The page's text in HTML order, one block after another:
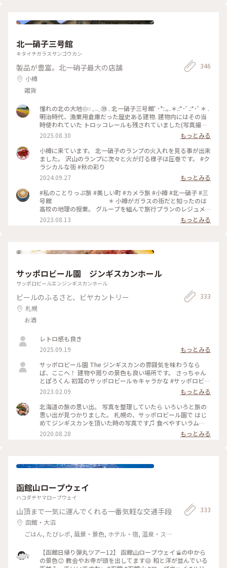
海道旅行 #北海道観光 #トマム旅行 #トマム観光 #トマム旅 #ト
とりっぷ15周年
北一硝子三号館
キタイチガラスサンゴウカン
製品が豊富。北一硝子最大の店舗
小樽
雑貨
346
憧れの北の大地𑁍𓏸 𓈒𓂃㊴ . 北一硝子三号館ﾟ･*:.｡.＊.:*･ﾟ.:*･ﾟ＊ .
明治時代、漁業用倉庫だった歴史ある建物. 建物内にはその当
時使われていた トロッコレールも残されていました(写真撮り
忘れてますが😅) . ガラス製品もフロアごとにテーマ別の多彩な
ガラスがそろっていました(こちらも写真無し💦) . 入り口近く
の北一ホールが目に止まり 並んでる人も少なかったので入っ
て見ました. 入り口でショーケースの商品を見て 先にお会計を
してセルフサービスで席を探します. 入った瞬間からほとんど
真っ暗で見えなかったのですが、だんだんと目が慣れてきて
周りの幻想的な景色にうっとりでした✨ 私はミルクティソフト
主人はコーヒーフロートに. . 石造り倉庫を活用した167個の石
油ランプの明かりが照らす幻想的な空間. 奥の席に着くと石油
ランプの匂いがほんのり暖かく漂っていました. 周りの席は満
席に近かったですが、暗いので 全然気になりません. いつまで
も眺めていたい風景でした. . 5枚目の写真は北一硝子1番奥の喫
ホール #幻想的な空間 #浮き球 #ミルクティーソフト #ランプ #
2025.08.30
もっとみる
小樽に来ています。 北一硝子のランプの火入れを見る事が出来
ました。 沢山のランプに次々と火が灯る様子は圧巻です。 #ク
ラシカルな街 #秋の彩り
2024.09.27
もっとみる
#私のことりっぷ旅 #美しい町 #カメラ旅 #小樽 #北一硝子 #三
号館 ＊ 小樽がガラスの街だと知ったのは
高校の地理の授業。 グループを組んで旅行プランのレジュメ
を 提出しなさいと課題が出たんです🧐why❓ 友達と旅行先に選
んだのが北海道で 2月だったので札幌雪祭りをメインに日程を
ジュールを組んだ記憶😂 その時も『小樽でガラス細工のお土
身を置くだけで ワクワクが止まらない✨ 元はニシン漁の倉庫
の建物、漁に使うブイ（浮き玉）造りからガラス製品が盛んに
なった事。 歴史あってこそ 今の賑わいがここにあるんですね
😌 ＊ お目当ての林檎🍎は迷う事なく 2色
2023.08.13 もっとみる
サッポロビール園 ジンギスカンホール
サッポロビールエンジンギスカンホール
ビールのふるさと、ビヤカントリー
札幌
お酒
333
レトロ感も良き
2025.09.19
もっとみる
サッポロビール園 The ジンギスカンの雰囲気を味わうなら
ば、ここへ！ 建物や周りの景色も良い場所です。 さっちゃん
とぽろくん 初耳のサッポロビール🍻キャラかな #サッポロビー
ル園 #ジンギスカン #札幌
2023.02.09
もっとみる
北海道の旅の思い出。 写真を整理していたら いろいろと旅の
思い出が見つかりました。 札幌の、サッポロビール園で はじ
めてジンギスカンを頂いた時の写真です♫ 食べやすいラム
肉、 そしてビールも美味しかったです♡ またいつの日か食べ
に行きたいなぁ(*´-`)✨ #北海道 #札幌 #サッポロビール園 #ジ
2020.08.28 もっとみる
函館山ロープウェイ
ハコダテヤマロープウェイ
山頂まで一気に運んでくれる一番気軽な交通手段
函館・大沼
ごはん, たびレポ, 風景・景色, ホテル・宿, 温泉・ス
333
【函館日帰り弾丸ツアー12】 函館山ロープウェイ🚡の中から
の景色😊 教会やお寺が頭を出してます😄 和と洋が並んでいる